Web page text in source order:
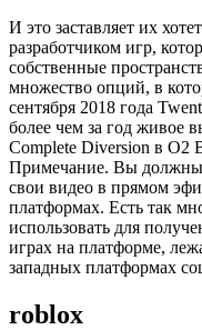
И это заставляет их
разработчиком игр,
собственные
множество опций, в
сентября 2018 года
более чем за год живое
Complete Diversion в O2
Примечание. Вы должны
свои видео в прямом
платформах. Есть так
использовать для
играх на платформе,
западных платформах
roblox